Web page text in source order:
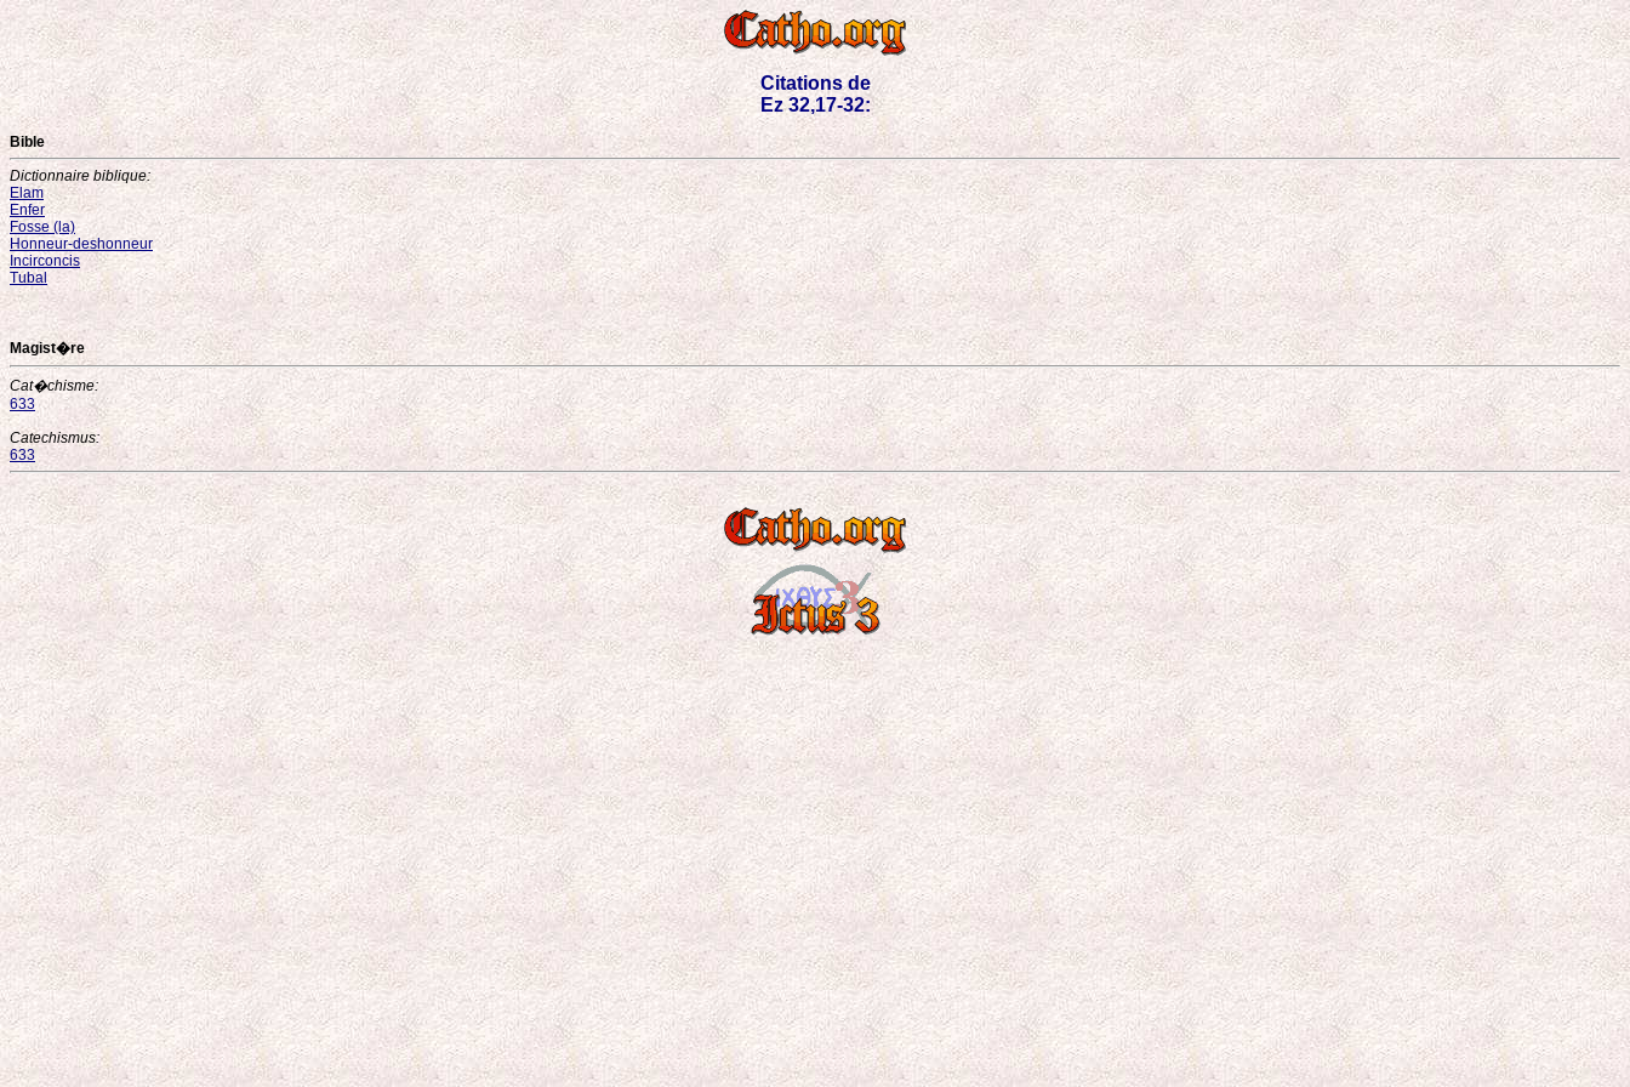
Citations de
Ez 32,17-32:
Bible
Dictionnaire biblique:
Elam
Enfer
Fosse (la)
Honneur-deshonneur
Incirconcis
Tubal
Magist�re
Cat�chisme:
633
Catechismus:
633